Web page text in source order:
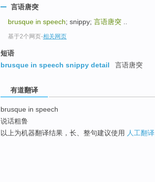
言语唐突
brusque in speech; snippy; 言语唐突
基于2个网页-相关网页
短语
brusque in speech snippy detail
言语唐突
有道翻译
brusque in speech
说话粗鲁
以上为机器翻译结果，长、整句建议使用 人工翻译